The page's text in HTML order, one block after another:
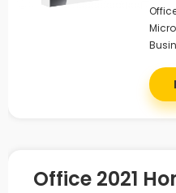
Office 2021